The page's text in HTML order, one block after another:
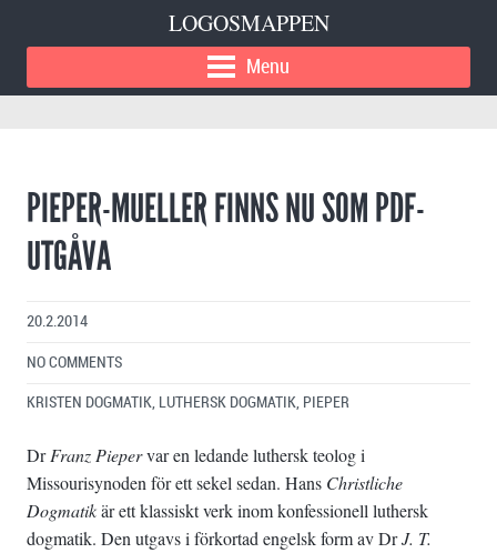
LOGOSMAPPEN
Menu
PIEPER-MUELLER FINNS NU SOM PDF-
UTGÅVA
20.2.2014
NO COMMENTS
KRISTEN DOGMATIK, LUTHERSK DOGMATIK, PIEPER
DrFranz Piepervar en ledande luthersk teolog i
Missourisynoden för ett sekel sedan. Hans Christliche
Dogmatikär ett klassiskt verk inom konfessionell luthersk
dogmatik. Den utgavs i förkortad engelsk form av DrJ. T.